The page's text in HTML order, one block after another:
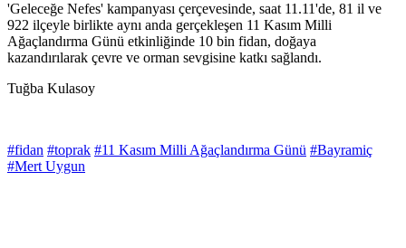
'Geleceğe Nefes' kampanyası çerçevesinde, saat 11.11'de, 81 il ve
922 ilçeyle birlikte aynı anda gerçekleşen 11 Kasım Milli
Ağaçlandırma Günü etkinliğinde 10 bin fidan, doğaya
kazandırılarak çevre ve orman sevgisine katkı sağlandı.
Tuğba Kulasoy
#fidan #toprak #11 Kasım Milli Ağaçlandırma Günü #Bayramiç
#Mert Uygun